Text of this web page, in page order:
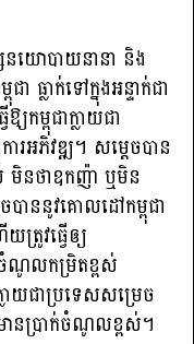
សនយោបាយនានា និង
ធ្លាក់ទៅក្នុងអន្ទាក់ជា
កម្ពុជាក្លាយជា
អភិវឌ្ឍ។ សម្តេចបាន
មិនថាឧកញ៉ា ឬមិន
ចបាននូវគោលដៅកម្ពុជា
រូវធ្វើឲ្យ
ចំណូលកម្រិតខ្ពស់
ាយជាប្រទេសសម្រេច
ានប្រាក់ចំណូលខ្ពស់។